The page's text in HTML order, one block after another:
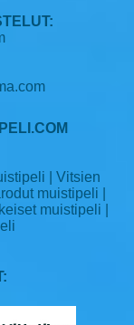
Vitsien
muistipeli
muistipeli